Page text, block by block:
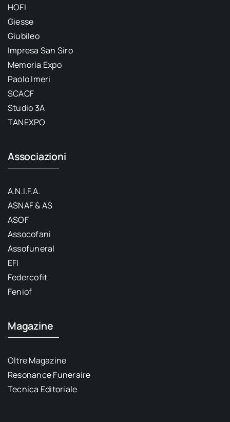
HOFI
Giesse
Giubileo
Impresa San Siro
Memoria Expo
Paolo Imeri
SCACF
Studio 3A
TANEXPO
Associazioni
A.N.I.F.A.
ASNAF & AS
ASOF
Assocofani
Assofuneral
EFI
Federcofit
Feniof
Magazine
Oltre Magazine
Resonance Funeraire
Tecnica Editoriale